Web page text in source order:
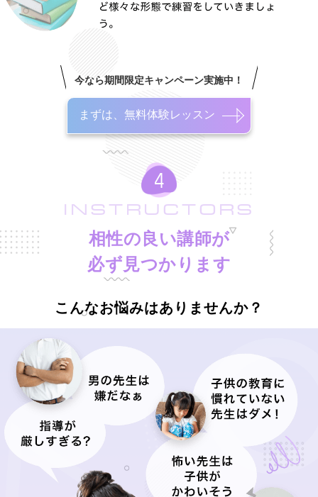
今なら期間限定キャンペーン実施中！
まずは、無料体験レッスン
INSTRUCTORS
相性の良い講師が
必ず見つかります
こんなお悩みはありませんか？